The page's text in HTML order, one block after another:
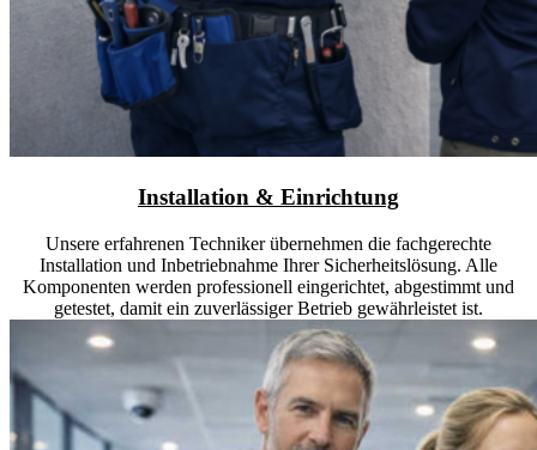
Installation & Einrichtung
Unsere erfahrenen Techniker übernehmen die fachgerechte
Installation und Inbetriebnahme Ihrer Sicherheitslösung. Alle
Komponenten werden professionell eingerichtet, abgestimmt und
getestet, damit ein zuverlässiger Betrieb gewährleistet ist.